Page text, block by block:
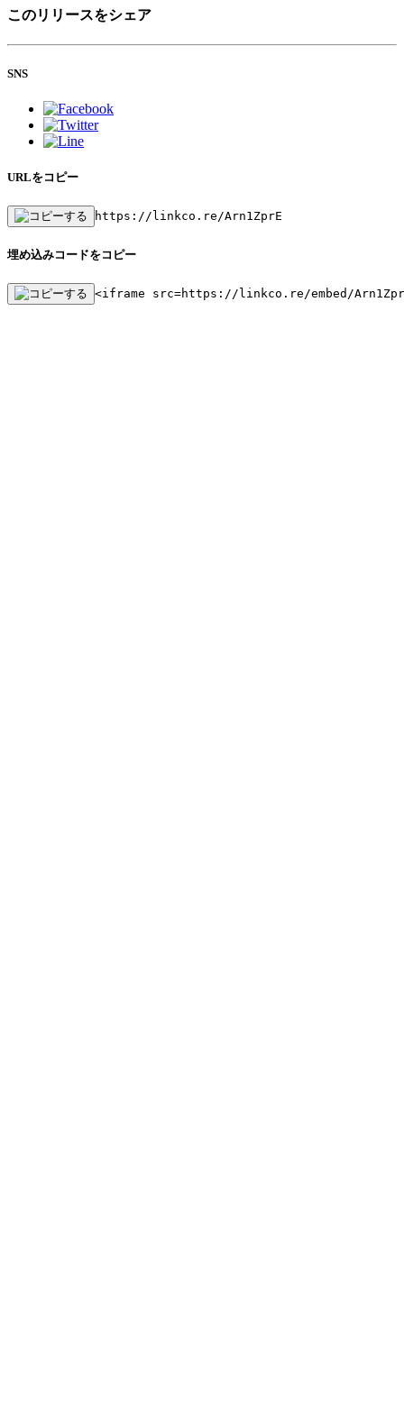
このリリースをシェア
SNS
URLをコピー
https://linkco.re/Arn1ZprE
埋め込みコードをコピー
<iframe src=https://linkco.re/embed/